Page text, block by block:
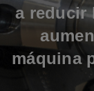
a reducir
máquina